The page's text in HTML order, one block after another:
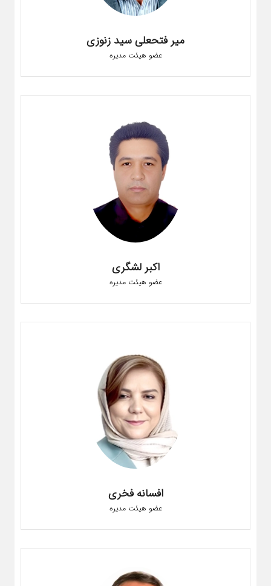
میر فتحعلی سید زنوزی
عضو هیئت مدیره
اکبر لشگری
عضو هیئت مدیره
افسانه فخری
عضو هیئت مدیره